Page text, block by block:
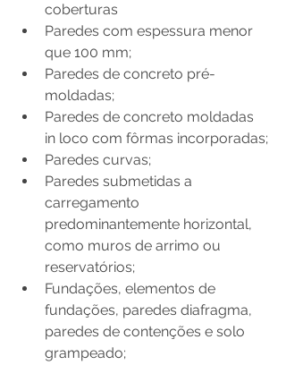
coberturas
Paredes com espessura menor
que 100 mm;
Paredes de concreto pré-
moldadas;
Paredes de concreto moldadas
in loco com fôrmas incorporadas;
Paredes curvas;
Paredes submetidas a
carregamento
predominantemente horizontal,
como muros de arrimo ou
reservatórios;
Fundações, elementos de
fundações, paredes diafragma,
paredes de contenções e solo
grampeado;